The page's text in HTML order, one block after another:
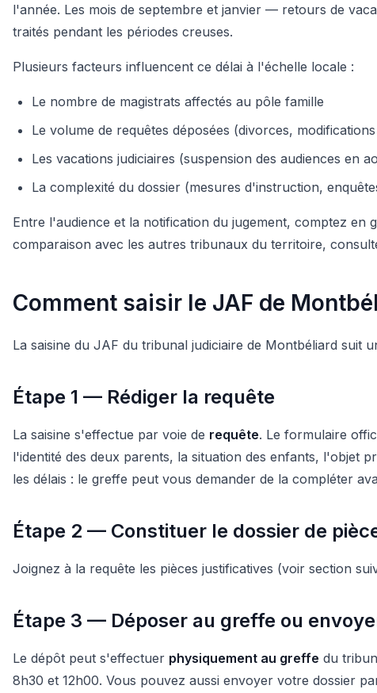
l'année. Les mois de septembre et janvier — retours de
traités pendant les périodes creuses.
Plusieurs facteurs influencent ce délai à l'échelle locale :
Le nombre de magistrats affectés au pôle famille
Le volume de requêtes déposées (divorces,
Les vacations judiciaires (suspension des audiences en
La complexité du dossier (mesures d'instruction,
Entre l'audience et la notification du jugement, comptez en
comparaison avec les autres tribunaux du territoire,
Comment saisir le JAF de
La saisine du JAF du tribunal judiciaire de Montbéliard suit
Étape 1 — Rédiger la requête
La saisine s'effectue par voie de requête. Le formulaire
l'identité des deux parents, la situation des enfants, l'objet
les délais : le greffe peut vous demander de la compléter
Étape 2 — Constituer le dossier de
Joignez à la requête les pièces justificatives (voir section
Étape 3 — Déposer au greffe ou
Le dépôt peut s'effectuer physiquement au greffe du
8h30 et 12h00. Vous pouvez aussi envoyer votre dossier